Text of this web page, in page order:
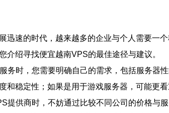
迅速的时代，越来越多的企业与个人需要一
介绍寻找便宜越南VPS的最佳途径与建议。
务时，您需要明确自己的需求，包括服务器
和稳定性；如果是用于游戏服务器，可能更看
提供商时，不妨通过比较不同公司的价格与